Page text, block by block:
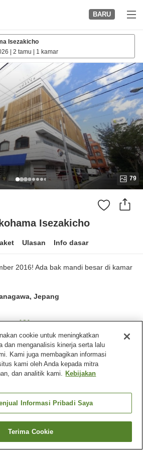
BARU
Isezakicho
2 tamu 1 kamar
79
Isezakicho
Ulasan Info dasar
2016! Ada bak mandi besar di kamar
Jepang
121
Restoran
Laundry berbayar
Kota Yokohama
Cari kamar
cookie untuk meningkatkan
dan menganalisis kinerja serta lalu
Kami juga membagikan informasi
kami oleh Anda kepada mitra
dan analitik kami. Kebijakan
Informasi Pribadi Saya
Terima Cookie